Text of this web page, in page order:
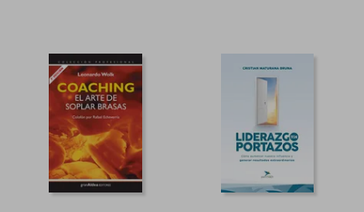
50%
dcto.
$ 99.168
$ 49.584